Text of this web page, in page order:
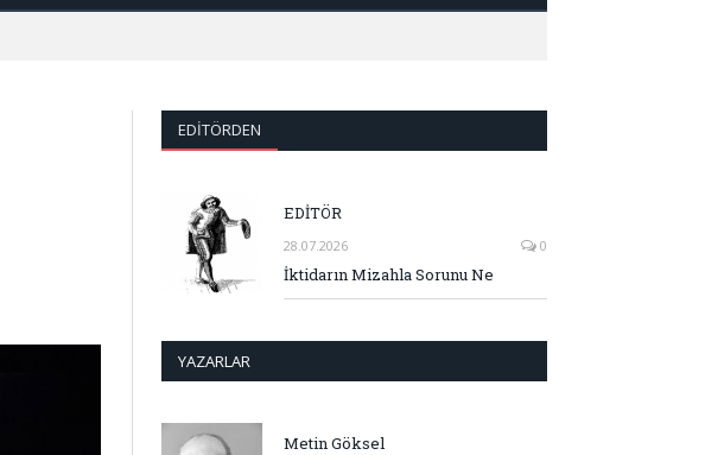
EDITÖRDEN
EDİTÖR
28.07.2026 0
İktidarın Mizahla Sorunu Ne
YAZARLAR
Metin Göksel